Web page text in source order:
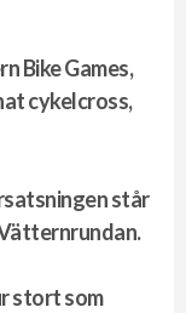
Bike Games,
cykelcross,
står
stort som